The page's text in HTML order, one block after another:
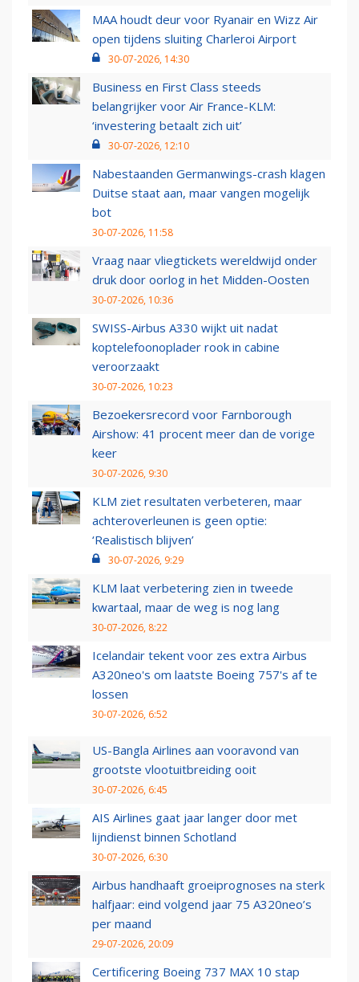
MAA houdt deur voor Ryanair en Wizz Air
open tijdens sluiting Charleroi Airport
30-07-2026, 14:30
Business en First Class steeds
belangrijker voor Air France-KLM:
‘investering betaalt zich uit’
30-07-2026, 12:10
Nabestaanden Germanwings-crash klagen
Duitse staat aan, maar vangen mogelijk
bot
30-07-2026, 11:58
Vraag naar vliegtickets wereldwijd onder
druk door oorlog in het Midden-Oosten
30-07-2026, 10:36
SWISS-Airbus A330 wijkt uit nadat
koptelefoonoplader rook in cabine
veroorzaakt
30-07-2026, 10:23
Bezoekersrecord voor Farnborough
Airshow: 41 procent meer dan de vorige
keer
30-07-2026, 9:30
KLM ziet resultaten verbeteren, maar
achteroverleunen is geen optie:
‘Realistisch blijven’
30-07-2026, 9:29
KLM laat verbetering zien in tweede
kwartaal, maar de weg is nog lang
30-07-2026, 8:22
Icelandair tekent voor zes extra Airbus
A320neo's om laatste Boeing 757's af te
lossen
30-07-2026, 6:52
US-Bangla Airlines aan vooravond van
grootste vlootuitbreiding ooit
30-07-2026, 6:45
AIS Airlines gaat jaar langer door met
lijndienst binnen Schotland
30-07-2026, 6:30
Airbus handhaaft groeiprognoses na sterk
halfjaar: eind volgend jaar 75 A320neo’s
per maand
29-07-2026, 20:09
Certificering Boeing 737 MAX 10 stap